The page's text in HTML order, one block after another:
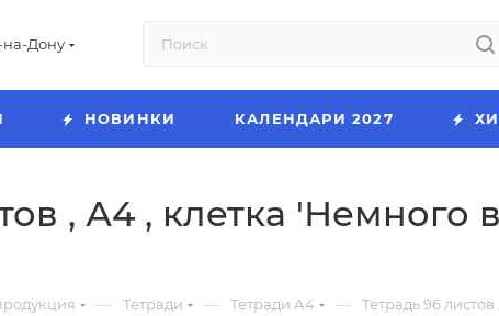
на-Дону
НОВИНКИ КАЛЕНДАРИ 2027
, А4 , клетка 'Немного
— Тетради — Тетради А4 — Тетрадь 96